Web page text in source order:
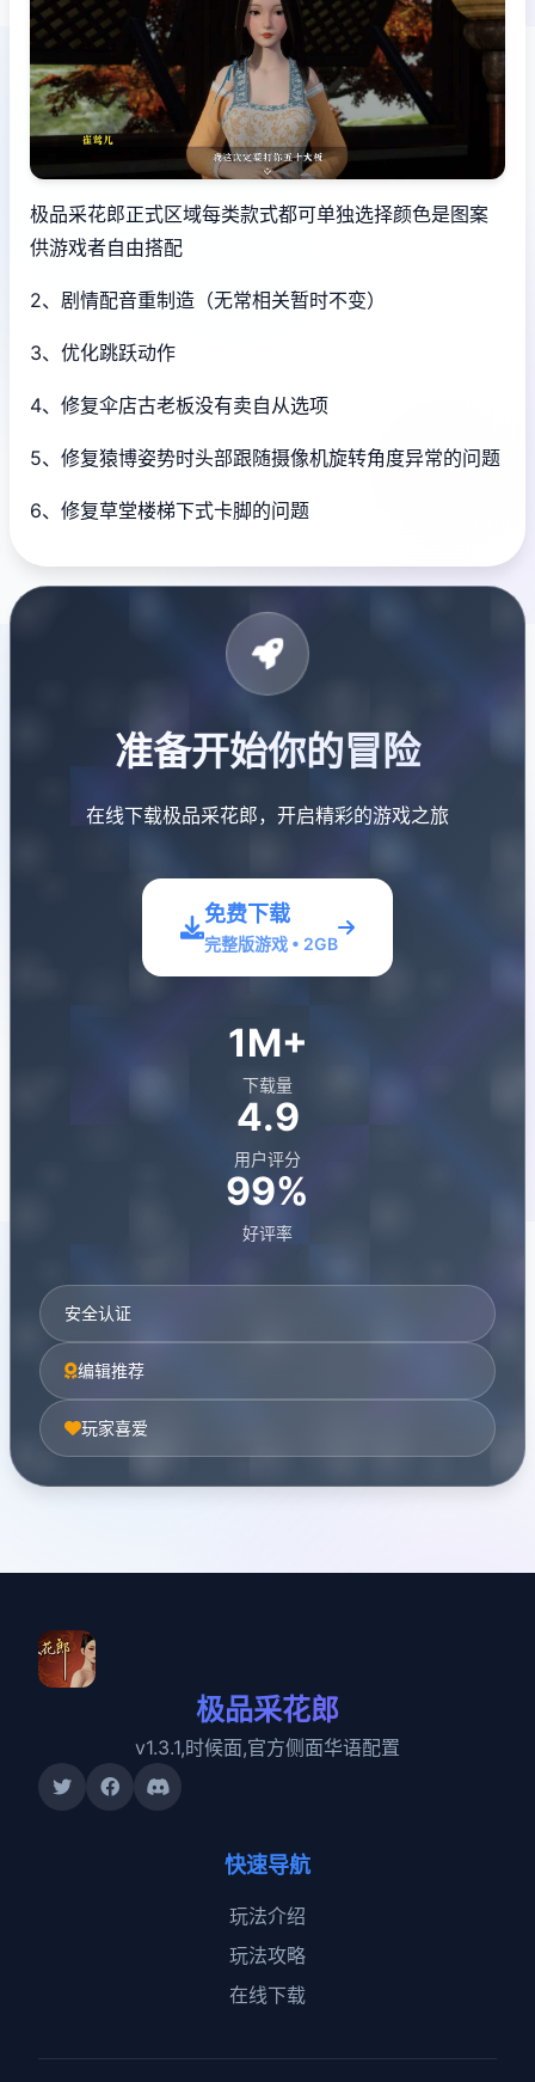
极品采花郎正式区域每类款式都可单独选择颜色是图案
供游戏者自由搭配
2、剧情配音重制造（无常相关暂时不变）
3、优化跳跃动作
4、修复伞店古老板没有卖自从选项
5、修复猿博姿势时头部跟随摄像机旋转角度异常的问题
6、修复草堂楼梯下式卡脚的问题
准备开始你的冒险
在线下载极品采花郎，开启精彩的游戏之旅
免费下载
完整版游戏 • 2GB
1M+
下载量
4.9
用户评分
99%
好评率
安全认证
编辑推荐
玩家喜爱
极品采花郎
v1.3.1,时候面,官方侧面华语配置
快速导航
玩法介绍
玩法攻略
在线下载